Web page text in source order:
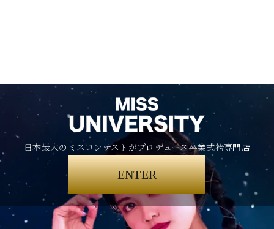
日本最大のミスコンテストがプロデュース卒業式袴専門店
ENTER